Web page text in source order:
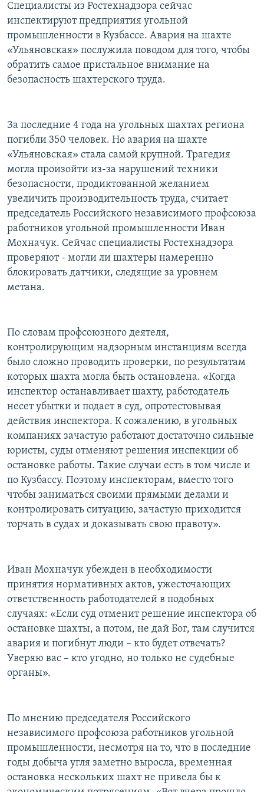
Специалисты из Ростехнадзора сейчас
инспектируют предприятия угольной
промышленности в Кузбассе. Авария на шахте
«Ульяновская» послужила поводом для того, чтобы
обратить самое пристальное внимание на
безопасность шахтерского труда.
За последние 4 года на угольных шахтах региона
погибли 350 человек. Но авария на шахте
«Ульяновская» стала самой крупной. Трагедия
могла произойти из-за нарушений техники
безопасности, продиктованной желанием
увеличить производительность труда, считает
председатель Российского независимого профсоюза
работников угольной промышленности Иван
Мохначук. Сейчас специалисты Ростехнадзора
проверяют - могли ли шахтеры намеренно
блокировать датчики, следящие за уровнем
метана.
По словам профсоюзного деятеля,
контролирующим надзорным инстанциям всегда
было сложно проводить проверки, по результатам
которых шахта могла быть остановлена. «Когда
инспектор останавливает шахту, работодатель
несет убытки и подает в суд, опротестовывая
действия инспектора. К сожалению, в угольных
компаниях зачастую работают достаточно сильные
юристы, суды отменяют решения инспекции об
остановке работы. Такие случаи есть в том числе и
по Кузбассу. Поэтому инспекторам, вместо того
чтобы заниматься своими прямыми делами и
контролировать ситуацию, зачастую приходится
торчать в судах и доказывать свою правоту».
Иван Мохначук убежден в необходимости
принятия нормативных актов, ужесточающих
ответственность работодателей в подобных
случаях: «Если суд отменит решение инспектора об
остановке шахты, а потом, не дай Бог, там случится
авария и погибнут люди – кто будет отвечать?
Уверяю вас – кто угодно, но только не судебные
органы».
По мнению председателя Российского
независимого профсоюза работников угольной
промышленности, несмотря на то, что в последние
годы добыча угля заметно выросла, временная
остановка нескольких шахт не привела бы к